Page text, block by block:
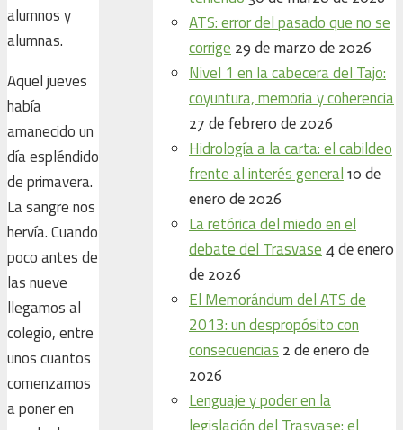
alumnos y
alumnas.
Aquel jueves
había
amanecido un
día espléndido
de primavera.
La sangre nos
hervía. Cuando
poco antes de
las nueve
llegamos al
colegio, entre
unos cuantos
comenzamos
a poner en
ATS: error del pasado que no se
corrige 29 de marzo de 2026
Nivel 1 en la cabecera del Tajo:
coyuntura, memoria y coherencia
27 de febrero de 2026
Hidrología a la carta: el cabildeo
frente al interés general 10 de
enero de 2026
La retórica del miedo en el
debate del Trasvase 4 de enero
de 2026
El Memorándum del ATS de
2013: un despropósito con
consecuencias 2 de enero de
2026
Lenguaje y poder en la